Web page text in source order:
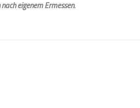
eigenem Ermessen.